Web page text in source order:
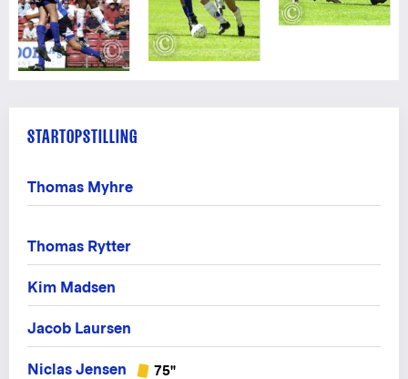
STARTOPSTILLING
Thomas Myhre
Thomas Rytter
Kim Madsen
Jacob Laursen
Niclas Jensen 75"